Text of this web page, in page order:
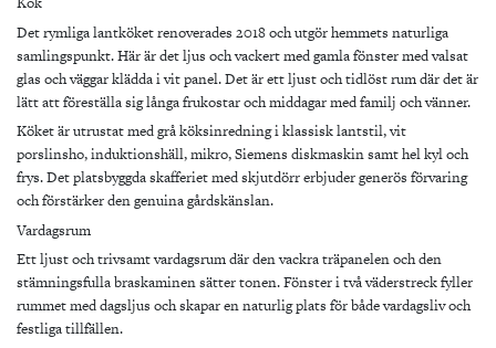
Det rymliga lantköket renoverades 2018 och utgör hemmets naturliga
samlingspunkt. Här är det ljus och vackert medgamla fönster med valsat
glas och väggar klädda i vit panel. Det ärett ljust och tidlöst rum där det är
lätt att föreställa sig långa frukostar och middagar med familj och vänner.
Köket är utrustat med grå köksinredning i klassisk lantstil, vit
porslinsho, induktionshäll, mikro, Siemens diskmaskin samt hel kyl och
frys. Det platsbyggda skafferiet med skjutdörr erbjuder generös förvaring
och förstärker den genuina gårdskänslan.
Vardagsrum
Ett ljust och trivsamt vardagsrum där den vackra träpanelen och den
stämningsfulla braskaminen sätter tonen. Fönster i två väderstreck fyller
rummet med dagsljus och skapar en naturlig plats för både vardagsliv och
festliga tillfällen.